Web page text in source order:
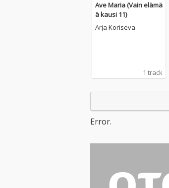
Ave Maria (Vain elämä
ä kausi 11)
Arja Koriseva
1 track
Error.